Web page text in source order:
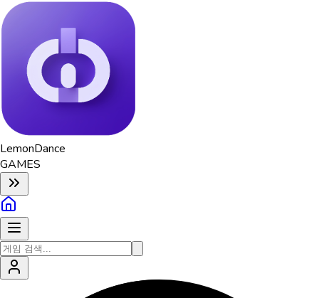
LemonDance
GAMES